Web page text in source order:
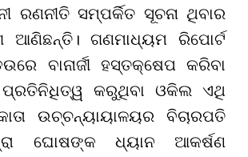
ରଣନୀତି ସମ୍ପର୍କିତ ସୂଚନା ଥିବାର
ଗଣମାଧ୍ୟମ ରିପୋର୍ଟ
ବାନାର୍ଜୀ ହସ୍ତକ୍ଷେପ କରିବା
କରୁଥିବା ଓକିଲ ଏଥି
ଉଚ୍ଚନ୍ୟାୟାଳୟର ବିଚାରପତି
ଘୋଷଙ୍କ ଧ୍ୟାନ ଆକର୍ଷଣ